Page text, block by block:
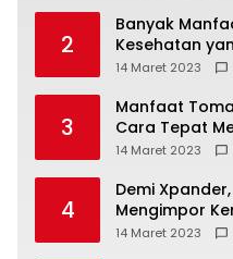
2
Banyak
Kesehatan
14 Maret 2023
3
Manfaat
Cara Tepat
14 Maret 2023
4
Demi
Mengimpor
14 Maret 2023